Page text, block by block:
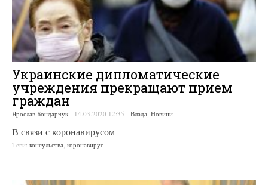
Украинские дипломатические
учреждения прекращают прием
граждан
Ярослав Бондарчук - 14.03.2020 12:35 - Влада, Новини
В связи с коронавирусом
Теги: консульства, коронавирус